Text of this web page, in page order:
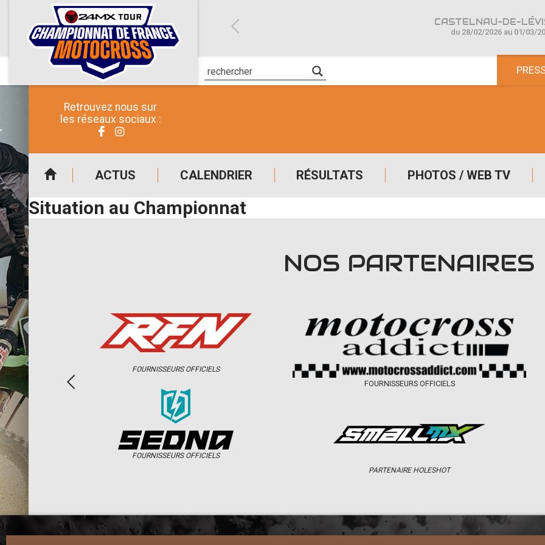
Retrouvez nous sur
les réseaux sociaux :
ACTUS CALENDRIER RÉSULTATS PHOTOS / WEB TV
CASTELNAU-DE-
du 28/02/2026 au 01/03/
Situation au Championnat
NOS PARTENAIRES
FOURNISSEURS OFFICIELS
FOURNISSEURS OFFICIELS
FOURNISSEURS OFFICIELS
PARTENAIRE HOLESHOT